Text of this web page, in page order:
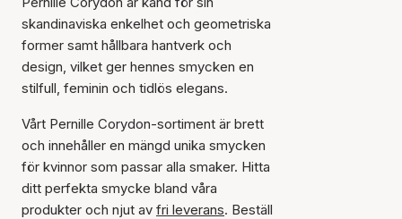
skandinaviska enkelhet och geometriska
former samt hållbara hantverk och
design, vilket ger hennes smycken en
stilfull, feminin och tidlös elegans.
Vårt Pernille Corydon-sortiment är brett
och innehåller en mängd unika smycken
för kvinnor som passar alla smaker. Hitta
ditt perfekta smycke bland våra
produkter och njut av fri leverans. Beställ